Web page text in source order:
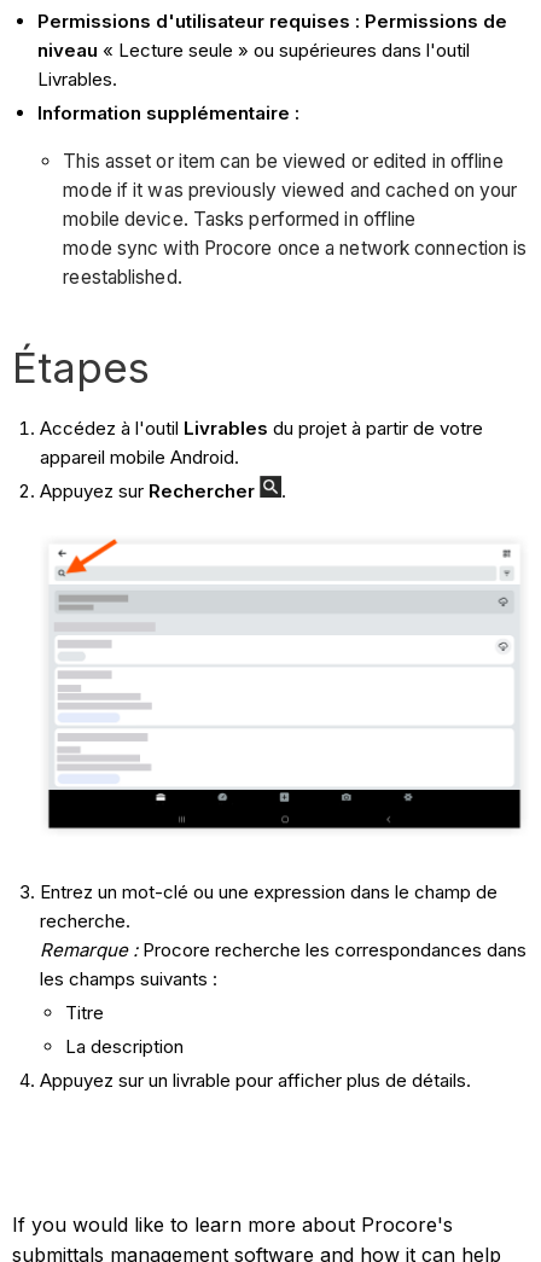
Permissions d'utilisateur requises : Permissions de
niveau « Lecture seule » ou supérieures dans l'outil
Livrables.
Information supplémentaire :
This asset or item can be viewed or edited in offline
mode if it was previously viewed and cached on your
mobile device. Tasks performed in offline
mode sync with Procore once a network connection is
reestablished.
Étapes
Accédez à l'outil Livrables du projet à partir de votre
appareil mobile Android.
Appuyez sur Rechercher .
Entrez un mot-clé ou une expression dans le champ de
recherche.
Remarque :Procore recherche les correspondances dans
les champs suivants :
Titre
La description
Appuyez sur un livrable pour afficher plus de détails.
If you would like to learn more about Procore's
submittals management software and how it can help